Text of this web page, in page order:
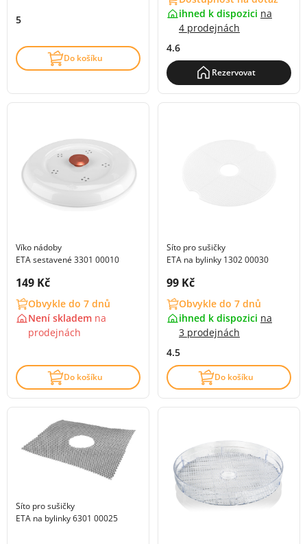
5
Do košíku
ihned k dispozici na
4 prodejnách
4.6
Rezervovat
Víko nádoby
ETA sestavené 3301 00010
Cena s DPH:
149 Kč
Obvykle do 7 dnů
Není skladem na
prodejnách
Do košíku
Síto pro sušičky
ETA na bylinky 1302 00030
Cena s DPH:
99 Kč
Obvykle do 7 dnů
ihned k dispozici na
3 prodejnách
4.5
Do košíku
Síto pro sušičky
ETA na bylinky 6301 00025